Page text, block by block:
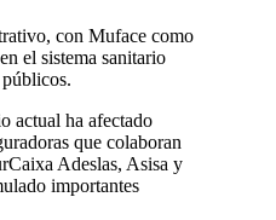
con Muface como
el sistema sanitario
actual ha afectado
que colaboran
Adeslas, Asisa y
importantes